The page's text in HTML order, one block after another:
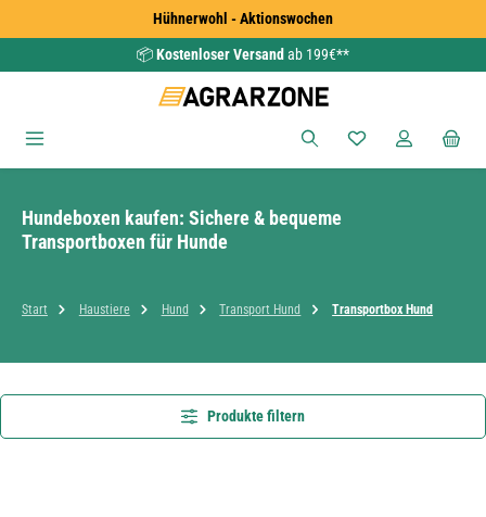
Zum Hauptinhalt springenHühnerwohl - Aktionswochen
📦Kostenloser Versand ab 199€**
Du hast 0
Hundeboxen kaufen: Sichere & bequeme
Transportboxen für Hunde
Start Haustiere Hund Transport Hund Transportbox Hund
Produkte filtern